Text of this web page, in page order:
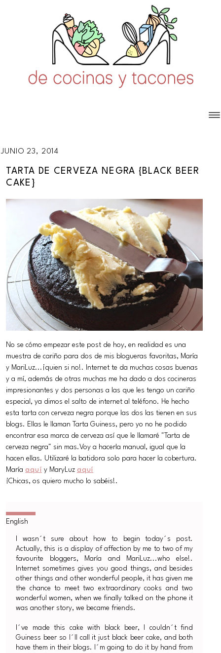
JUNIO 23, 2014
TARTA DE CERVEZA NEGRA {BLACK BEER
CAKE}
No se cómo empezar este post de hoy, en realidad es una
muestra de cariño para dos de mis blogueras favoritas, María
y MariLuz...¡quien si no!. Internet te da muchas cosas buenas
y a mí, además de otras muchas me ha dado a dos cocineras
impresionantes y dos personas a las que les tengo un cariño
especial, ya dimos el salto de internet al teléfono. He hecho
esta tarta con cerveza negra porque las dos las tienen en sus
blogs. Ellas le llaman Tarta Guiness, pero yo no he podido
encontrar esa marca de cerveza así que le llamaré "Tarta de
cerveza negra" sin mas.Voy a hacerla manual, igual que la
hacen ellas. Utilizaré la batidora solo para hacer la cobertura.
Maríaaquí y MaryLuz aquí
¡Chicas, os quiero mucho lo sabéis!.
I wasn´t sure about how to begin today´s post.
Actually, this is a display of affection by me to two of my
favourite bloggers, María and MariLuz...who else!.
Internet sometimes gives you good things, and besides
other things and other wonderful people, it has given me
the chance to meet two extraordinary cooks and two
wonderful women, when we finally talked on the phone it
was another story, we became friends.
I´ve made this cake with black beer, I couldn´t find
Guiness beer so I´ll call it just black beer cake, and both
have them in their blogs. I´m going to do it by hand from